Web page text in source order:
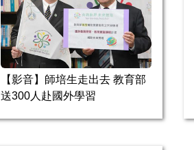
【影音】師培生走出去 教育部
送300人赴國外學習